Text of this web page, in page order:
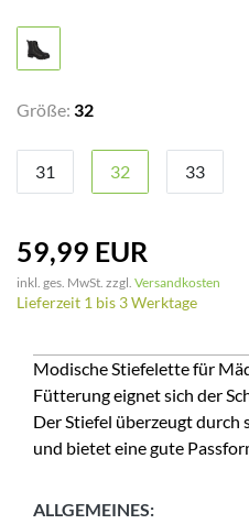
Größe: 32
31 32 33
59,99 EUR
inkl. ges. MwSt. zzgl. Versandkosten
Lieferzeit 1 bis 3 Werktage
Modische Stiefelette für
Fütterung eignet sich der
Der Stiefel überzeugt durch
und bietet eine gute
ALLGEMEINES: